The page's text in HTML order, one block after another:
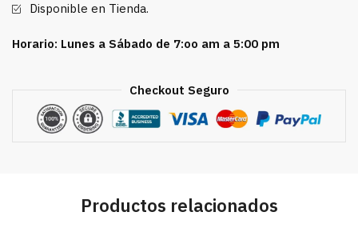
Disponible en Tienda.
Horario: Lunes a Sábado de 7:oo am a 5:00 pm
Checkout Seguro
Productos relacionados